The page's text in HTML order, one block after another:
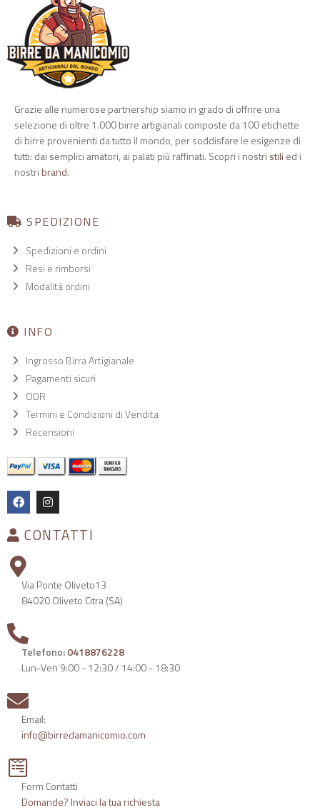
Grazie alle numerose partnership siamo in grado di offrire una
selezione di oltre 1.000 birre artigianali composte da 100 etichette
di birre provenienti da tutto il mondo, per soddisfare le esigenze di
tutti: dai semplici amatori, ai palati più raffinati. Scopri i nostri stili ed i
nostri brand.
SPEDIZIONE
Spedizioni e ordini
Resi e rimborsi
Modalità ordini
INFO
Ingrosso Birra Artigianale
Pagamenti sicuri
ODR
Termini e Condizioni di Vendita
Recensioni
CONTATTI
Via Ponte Oliveto13
84020 Oliveto Citra (SA)
Telefono:0418876228
Lun-Ven 9:00 - 12:30 / 14:00 - 18:30
Email:
info@birredamanicomio.com
Form Contatti
Domande? Inviaci la tua richiesta